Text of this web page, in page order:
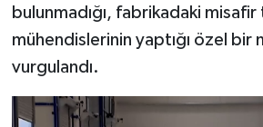
bulunmadığı, fabrikadaki misafir
mühendislerinin yaptığı özel bir
vurgulandı.